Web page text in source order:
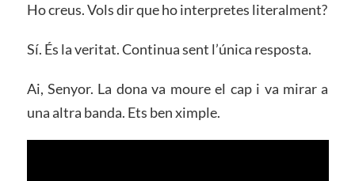
Ho creus. Vols dir que ho interpretes literalment?
Sí. És la veritat. Continua sent l’única resposta.
Ai, Senyor. La dona va moure el cap i va mirar a
una altra banda. Ets ben ximple.